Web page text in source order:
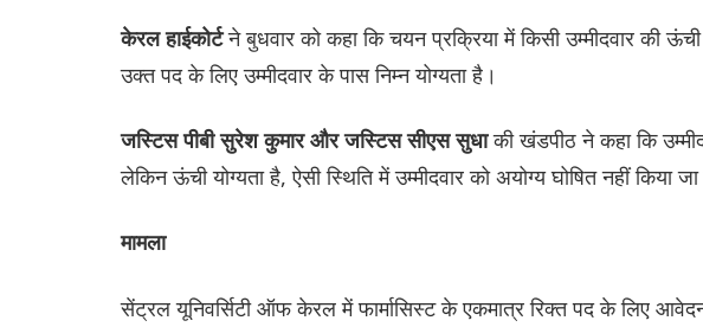
केरल हाईकोर्टने बुधवार को कहा कि चयन प्रक्रिया में किसी उम्मीदवार की
उक्त पद के लिए उम्मीदवार के पास निम्न योग्यता है।
जस्टिस पीबी सुरेश कुमार और जस्टिस सीएस सुधाकी खंडपीठ ने कहा कि
लेकिन ऊंची योग्यता है, ऐसी स्थिति में उम्मीदवार को अयोग्य घोषित नहीं किया
मामला
सेंट्रल यूनिवर्सिटी ऑफ केरल में फार्मासिस्ट के एकमात्र रिक्त पद के ल‌िए